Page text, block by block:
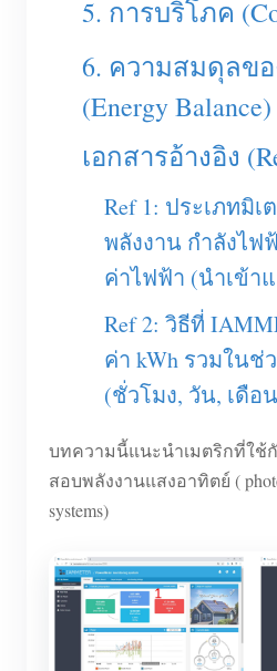
แอปพลิเคชัน
ตัวตรวจสอบพลังงานระ
ตัวตรวจสอบการใช้ไฟฟ้า
ระบบควบคุมฮีตเตอร์ PV
การตรวจสอบพลังงานโ
ร้านค้า
แหล่งข้อมูล
คู่มือเริ่มต้นใช้งานผลิต
เอกสาร
วิดีโอสอนใช้งาน
FAQ
ข่าวสาร
บล็อก
ชุมชน
โปรแกรมผู้ร่วมพัฒนา
ศูนย์ผู้ร่วมพัฒนา
กิจกรรม IAMMETER
ฟอรัม
App Store
อันดับ PV
โซลูชัน
ติดต่อ
5. การบริโภค
6. ความสมดุลข
(Energy Balance)
เอกสารอ้างอิง
Ref 1: ประเภทมิเ
พลังงาน กำลังไฟ
ค่าไฟฟ้า (นำเข้า
Ref 2: วิธีที่
ค่า kWh รวมในช่
(ชั่วโมง, วัน, เดือ
บทความนี้แนะนำเมตริกที่ใช้
สอบพลังงานแสงอาทิตย์ (
systems)